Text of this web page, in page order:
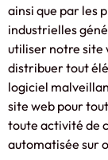
ainsi que par les
industrielles
utiliser notre site
distribuer tout
logiciel
site web pour
toute activité de
automatisée sur